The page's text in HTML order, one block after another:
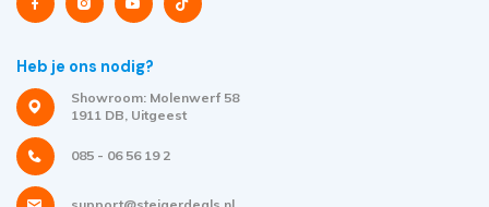
Heb je ons nodig?
Showroom: Molenwerf 58
1911 DB, Uitgeest
085 - 06 56 19 2